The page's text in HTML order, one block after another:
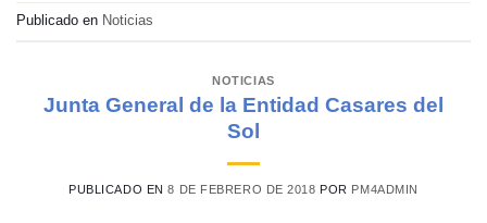
Publicado en Noticias
NOTICIAS
Junta General de la Entidad Casares del
Sol
PUBLICADO EN8 DE FEBRERO DE 2018 POR PM4ADMIN